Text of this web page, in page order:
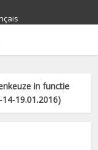
in functie
19.01.2016)